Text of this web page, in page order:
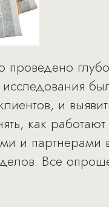
и
как
и партнерами
Все